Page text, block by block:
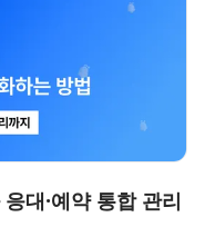
대·예약 통합 관리